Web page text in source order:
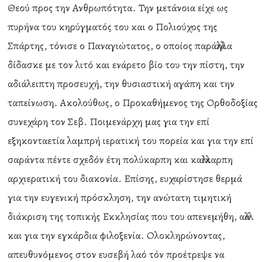
Θεού προς την Ανθρωπότητα. Την μετάνοια είχε ως
πυρήνα του κηρύγματός του και ο Πολιούχος της
Σπάρτης, τόνισε ο Παναγιώτατος, ο οποίος παράλληλα
δίδασκε με τον λιτό και ενάρετο βίο του την πίστη, την
αδιάλειπτη προσευχή, την θυσιαστική αγάπη και την
ταπείνωση. Ακολούθως, ο Προκαθήμενος της Ορθοδοξίας
συνεχάρη τον Σεβ. Ποιμενάρχη μας για την επί
εξηκονταετία λαμπρή ιερατική του πορεία και για την επί
σαράντα πέντε σχεδόν έτη πολύκαρπη και καλλίκαρπη
αρχιερατική του διακονία. Επίσης, ευχαρίστησε θερμά
για την ευγενική πρόσκληση, την ανώτατη τιμητική
διάκριση της τοπικής Εκκλησίας που του απενεμήθη, αλλά
και για την εγκάρδια φιλοξενία. Ολοκληρώνοντας,
απευθυνόμενος στον ευσεβή λαό τόν προέτρεψε να